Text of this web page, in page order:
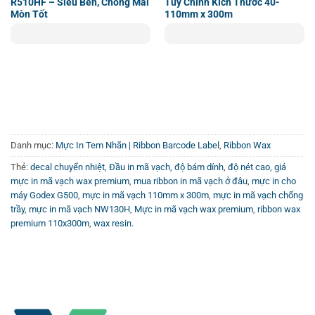
Ruy băng in mã vạch Wax Premium NW230H được trang bị
lớp phủ mặt lưng (Backcoating) công nghệ cao, có khả
năng:
Giảm ma sát trượt, giúp ruy băng di chuyển mượt mà.
R510HF – Siêu Bền, Chống Mài
Mòn Tốt
Tùy Chỉnh Kích Thước 40-
110mm x 300m
Danh mục: Mực In Tem Nhãn | Ribbon Barcode Label , Ribbon Wax
Thẻ: decal chuyển nhiệt, Đầu in mã vạch, độ bám dính, độ nét cao, giá
mực in mã vạch wax premium, mua ribbon in mã vạch ở đâu, mực in cho
máy Godex G500, mực in mã vạch 110mm x 300m, mực in mã vạch chống
trầy, mực in mã vạch NW130H, Mực in mã vạch wax premium, ribbon wax
premium 110x300m, wax resin.